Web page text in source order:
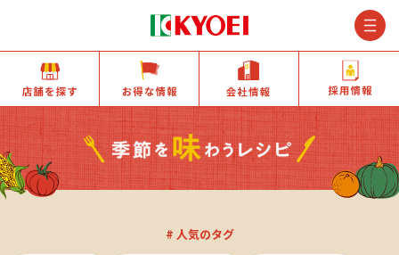
店舗を探す お得な情報 会社情報
# 人気のタグ